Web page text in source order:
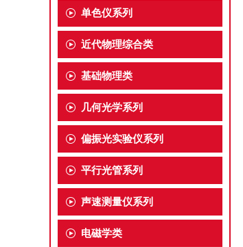
单色仪系列
近代物理综合类
基础物理类
几何光学系列
偏振光实验仪系列
平行光管系列
声速测量仪系列
电磁学类